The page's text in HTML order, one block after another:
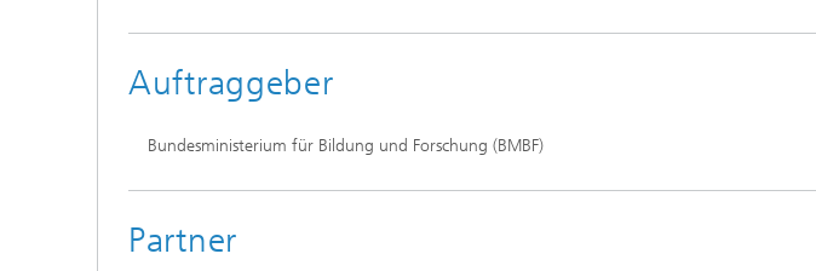
Auftraggeber
Bundesministerium für Bildung und Forschung (BMBF)
Partner